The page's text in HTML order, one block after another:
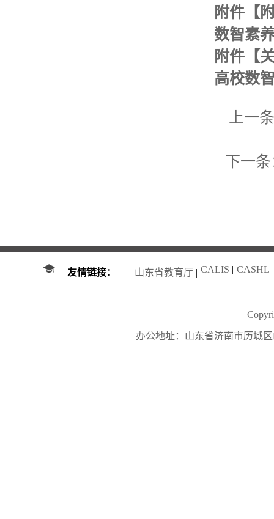
附件【
数智素
附件【
高校数
上一
下一
友情链接： 山东省教育厅 | CALIS | CASHL |
办公地址：山东省济南市历城区